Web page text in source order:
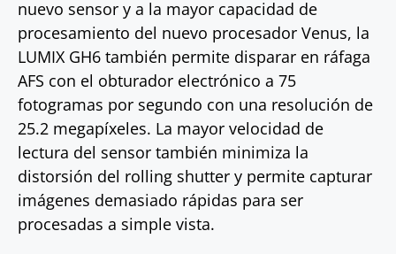
nuevo sensor y a la mayor capacidad de
procesamiento del nuevo procesador Venus, la
LUMIX GH6 también permite disparar en ráfaga
AFS con el obturador electrónico a 75
fotogramas por segundo con una resolución de
25.2 megapíxeles. La mayor velocidad de
lectura del sensor también minimiza la
distorsión del rolling shutter y permite capturar
imágenes demasiado rápidas para ser
procesadas a simple vista.